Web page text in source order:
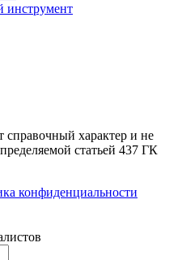
инструмент
справочный характер и не
статьей 437 ГК
конфиденциальности